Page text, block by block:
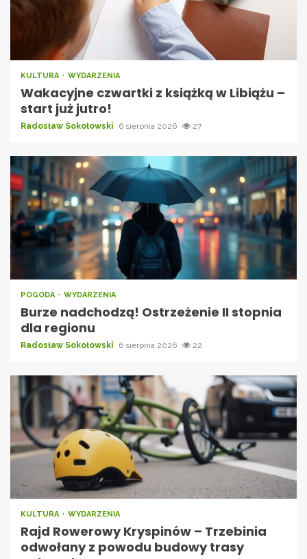
KULTURA WYDARZENIA
Wakacyjne czwartki z książką w Libiążu –
start już jutro!
Radosław Sokołowski 6 sierpnia 2026 27
POGODA WYDARZENIA
Burze nadchodzą! Ostrzeżenie II stopnia
dla regionu
Radosław Sokołowski 6 sierpnia 2026 22
KULTURA WYDARZENIA
Rajd Rowerowy Kryspinów – Trzebinia
odwołany z powodu budowy trasy